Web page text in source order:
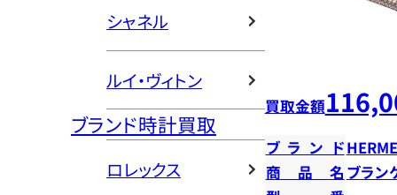
シャネル
ルイ・ヴィトン
ブランド時計買取
ロレックス
買取金額
ブランド
商品名 ブラン